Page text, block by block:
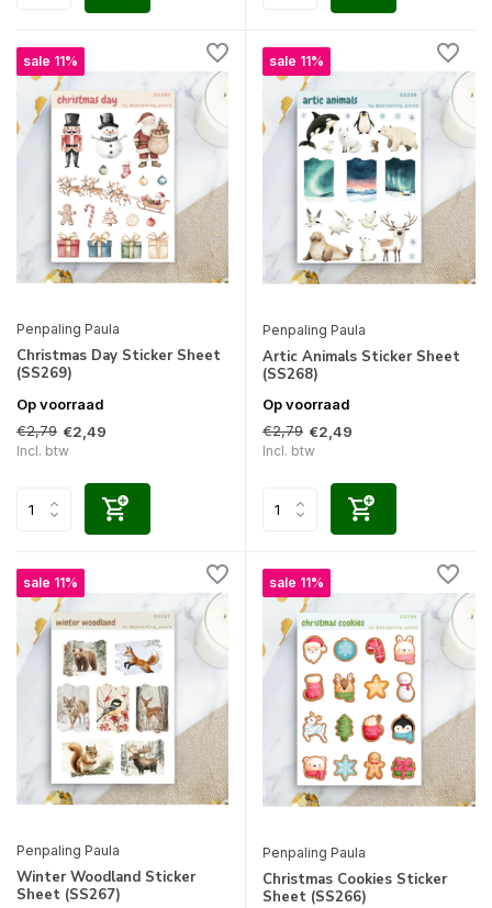
sale 11%
Penpaling Paula
Christmas Day Sticker Sheet
(SS269)
Op voorraad
€2,79 €2,49
Incl. btw
sale 11%
Penpaling Paula
Artic Animals Sticker Sheet
(SS268)
Op voorraad
€2,79 €2,49
Incl. btw
sale 11%
Penpaling Paula
Winter Woodland Sticker
Sheet (SS267)
sale 11%
Penpaling Paula
Christmas Cookies Sticker
Sheet (SS266)